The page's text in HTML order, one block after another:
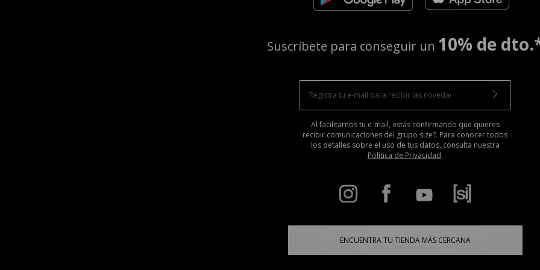
Suscríbete para conseguir un 10% de
Al facilitarnos tu e-mail, estás confirmando que quieres
recibir comunicaciones del grupo size?. Para conocer todos
los detalles sobre el uso de tus datos, consulta nuestra
Política de Privacidad.
ENCUENTRA TU TIENDA MÁS CERCANA